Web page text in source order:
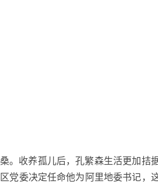
。收养孤儿后，孔繁森生活更加拮
党委决定任命他为阿里地委书记，